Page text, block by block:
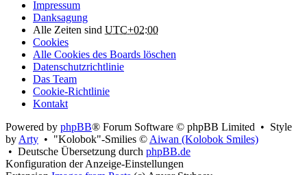
Impressum
Danksagung
Alle Zeiten sind UTC+02:00
Cookies
Alle Cookies des Boards löschen
Datenschutzrichtlinie
Das Team
Cookie-Richtlinie
Kontakt
Powered by phpBB® Forum Software © phpBB Limited • Style
by Arty • "Kolobok"-Smilies © Aiwan (Kolobok Smiles)
• Deutsche Übersetzung durch phpBB.de
Konfiguration der Anzeige-Einstellungen